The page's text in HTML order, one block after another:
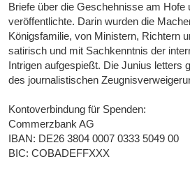
Briefe über die Geschehnisse am Hofe
veröffentlichte. Darin wurden die
Königsfamilie, von Ministern, Richtern
satirisch und mit Sachkenntnis der
Intrigen aufgespießt. Die Junius letters
des journalistischen
Kontoverbindung für Spenden:
Commerzbank AG
IBAN: DE26 3804 0007 0333 5049 00
BIC: COBADEFFXXX